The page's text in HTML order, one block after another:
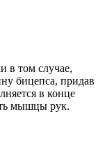
в том случае,
бицепса, придав
в конце
мышцы рук.